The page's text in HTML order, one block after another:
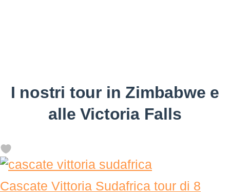
I nostri tour in Zimbabwe e
alle Victoria Falls
Cascate Vittoria Sudafrica tour di 8